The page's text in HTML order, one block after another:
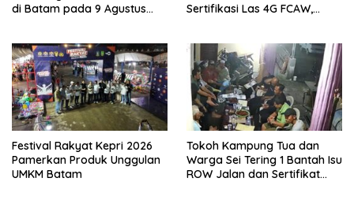
di Batam pada 9 Agustus
Sertifikasi Las 4G FCAW,
Festival Rakyat Kepri 2026
Pamerkan Produk Unggulan
UMKM Batam
Tokoh Kampung Tua dan
Warga Sei Tering 1 Bantah Isu
ROW Jalan dan Sertifikat